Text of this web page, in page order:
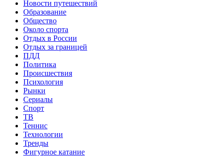
Новости путешествий
Образование
Общество
Около спорта
Отдых в России
Отдых за границей
ПДД
Политика
Происшествия
Психология
Рынки
Сериалы
Спорт
ТВ
Теннис
Технологии
Тренды
Фигурное катание